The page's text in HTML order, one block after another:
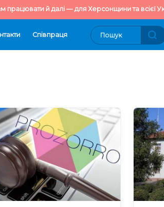
працювати й далі — для Херсонщини та всієї
Cпівпраця